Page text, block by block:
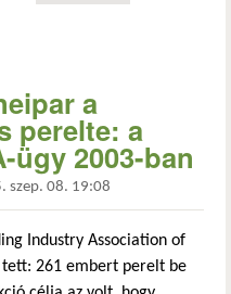
a
perelte: a
ügy 2003-ban
szep. 08. 19:08
Industry Association of
261 embert perelt be